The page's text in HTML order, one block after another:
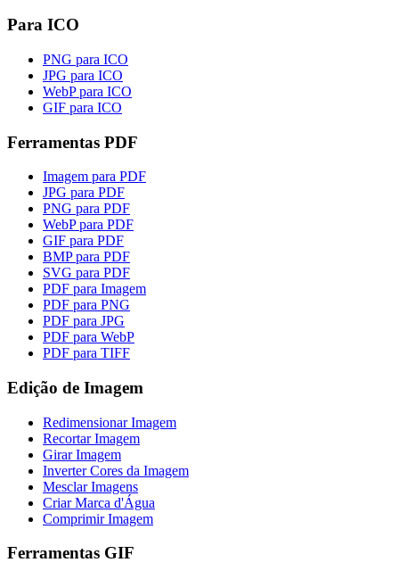
Para ICO
PNG para ICO
JPG para ICO
WebP para ICO
GIF para ICO
Ferramentas PDF
Imagem para PDF
JPG para PDF
PNG para PDF
WebP para PDF
GIF para PDF
BMP para PDF
SVG para PDF
PDF para Imagem
PDF para PNG
PDF para JPG
PDF para WebP
PDF para TIFF
Edição de Imagem
Redimensionar Imagem
Recortar Imagem
Girar Imagem
Inverter Cores da Imagem
Mesclar Imagens
Criar Marca d'Água
Comprimir Imagem
Ferramentas GIF